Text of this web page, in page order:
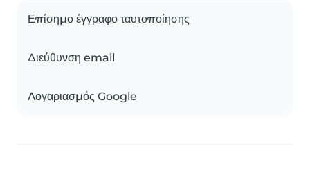
Επίσημο έγγραφο ταυτοποίησης
Διεύθυνση email
Λογαριασμός Google